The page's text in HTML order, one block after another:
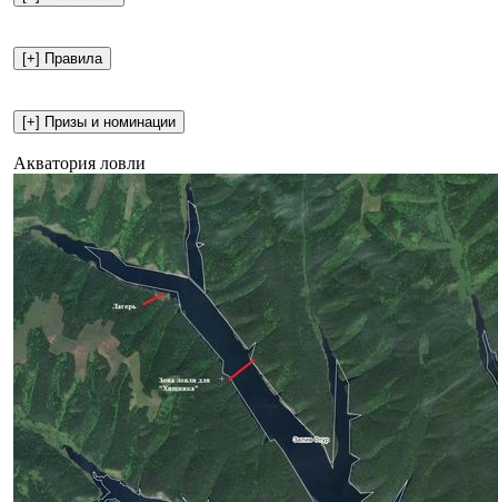
Акватория ловли